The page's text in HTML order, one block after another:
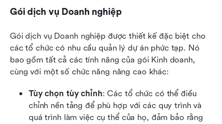
Gói dịch vụ Doanh nghiệp
Gói dịch vụ Doanh nghiệp được thiết kế đặc biệt cho
các tổ chức có nhu cầu quản lý dự án phức tạp. Nó
bao gồm tất cả các tính năng của gói Kinh doanh,
cùng với một số chức năng nâng cao khác:
Tùy chọn tùy chỉnh: Các tổ chức có thể điều
chỉnh nền tảng để phù hợp với các quy trình và
quá trình làm việc cụ thể của họ, đảm bảo rằng